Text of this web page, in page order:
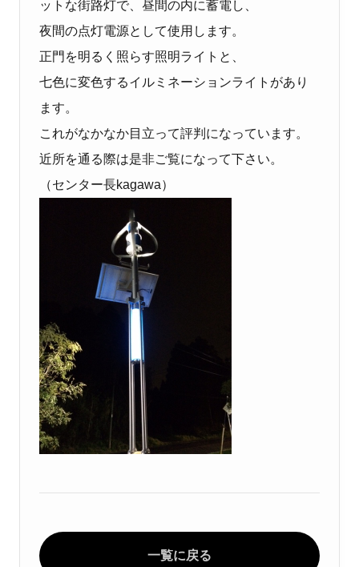
ットな街路灯で、昼間の内に蓄電し、
夜間の点灯電源として使用します。
正門を明るく照らす照明ライトと、
七色に変色するイルミネーションライトがあり
ます。
これがなかなか目立って評判になっています。
近所を通る際は是非ご覧になって下さい。
（センター長kagawa）
一覧に戻る